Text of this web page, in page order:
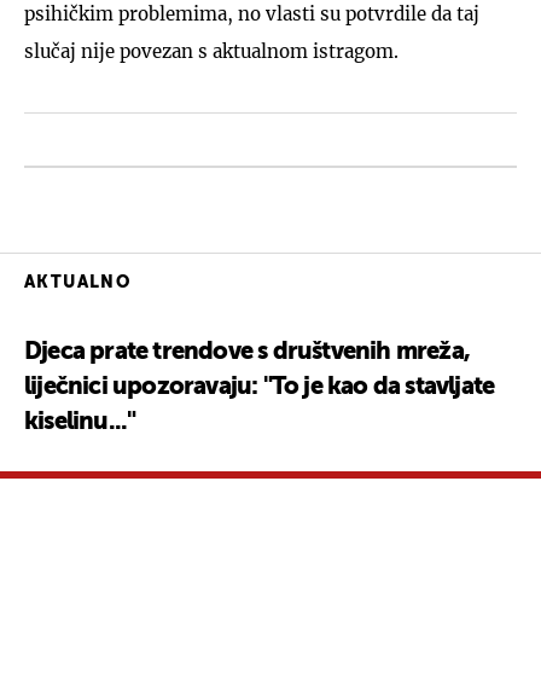
psihičkim problemima, no vlasti su potvrdile da taj
slučaj nije povezan s aktualnom istragom.
AKTUALNO
Djeca prate trendove s društvenih mreža,
liječnici upozoravaju: "To je kao da stavljate
kiselinu..."